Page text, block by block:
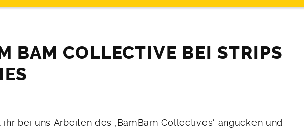
BAM COLLECTIVE BEI STRIPS
bei uns Arbeiten des ‚BamBam Collectives‘ angucken und